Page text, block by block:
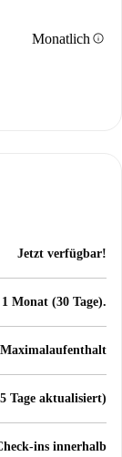
Monatlich info
Jetzt verfügbar!
1 Monat (30 Tage).
Tage aktualisiert)
ins innerhalb